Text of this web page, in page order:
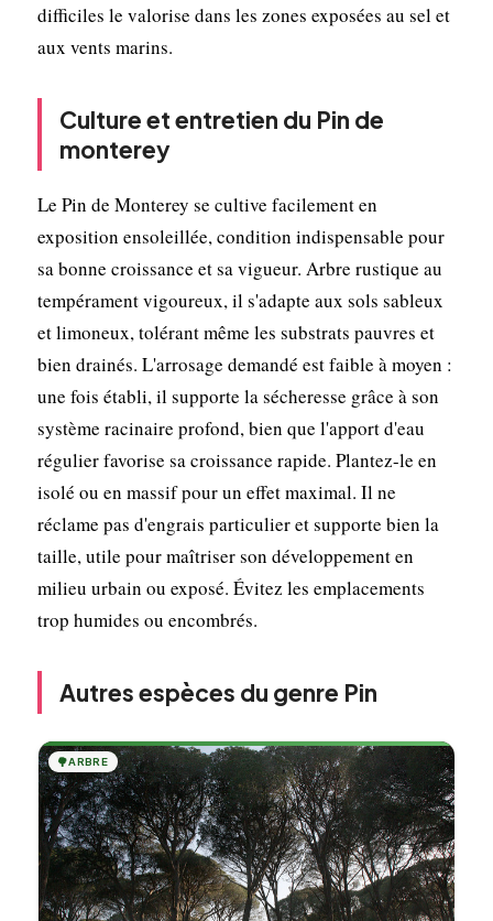
difficiles le valorise dans les zones exposées au sel et
aux vents marins.
Culture et entretien du Pin de
monterey
Le Pin de Monterey se cultive facilement en
exposition ensoleillée, condition indispensable pour
sa bonne croissance et sa vigueur. Arbre rustique au
tempérament vigoureux, il s'adapte aux sols sableux
et limoneux, tolérant même les substrats pauvres et
bien drainés. L'arrosage demandé est faible à moyen :
une fois établi, il supporte la sécheresse grâce à son
système racinaire profond, bien que l'apport d'eau
régulier favorise sa croissance rapide. Plantez-le en
isolé ou en massif pour un effet maximal. Il ne
réclame pas d'engrais particulier et supporte bien la
taille, utile pour maîtriser son développement en
milieu urbain ou exposé. Évitez les emplacements
trop humides ou encombrés.
Autres espèces du genre Pin
🌳ARBRE